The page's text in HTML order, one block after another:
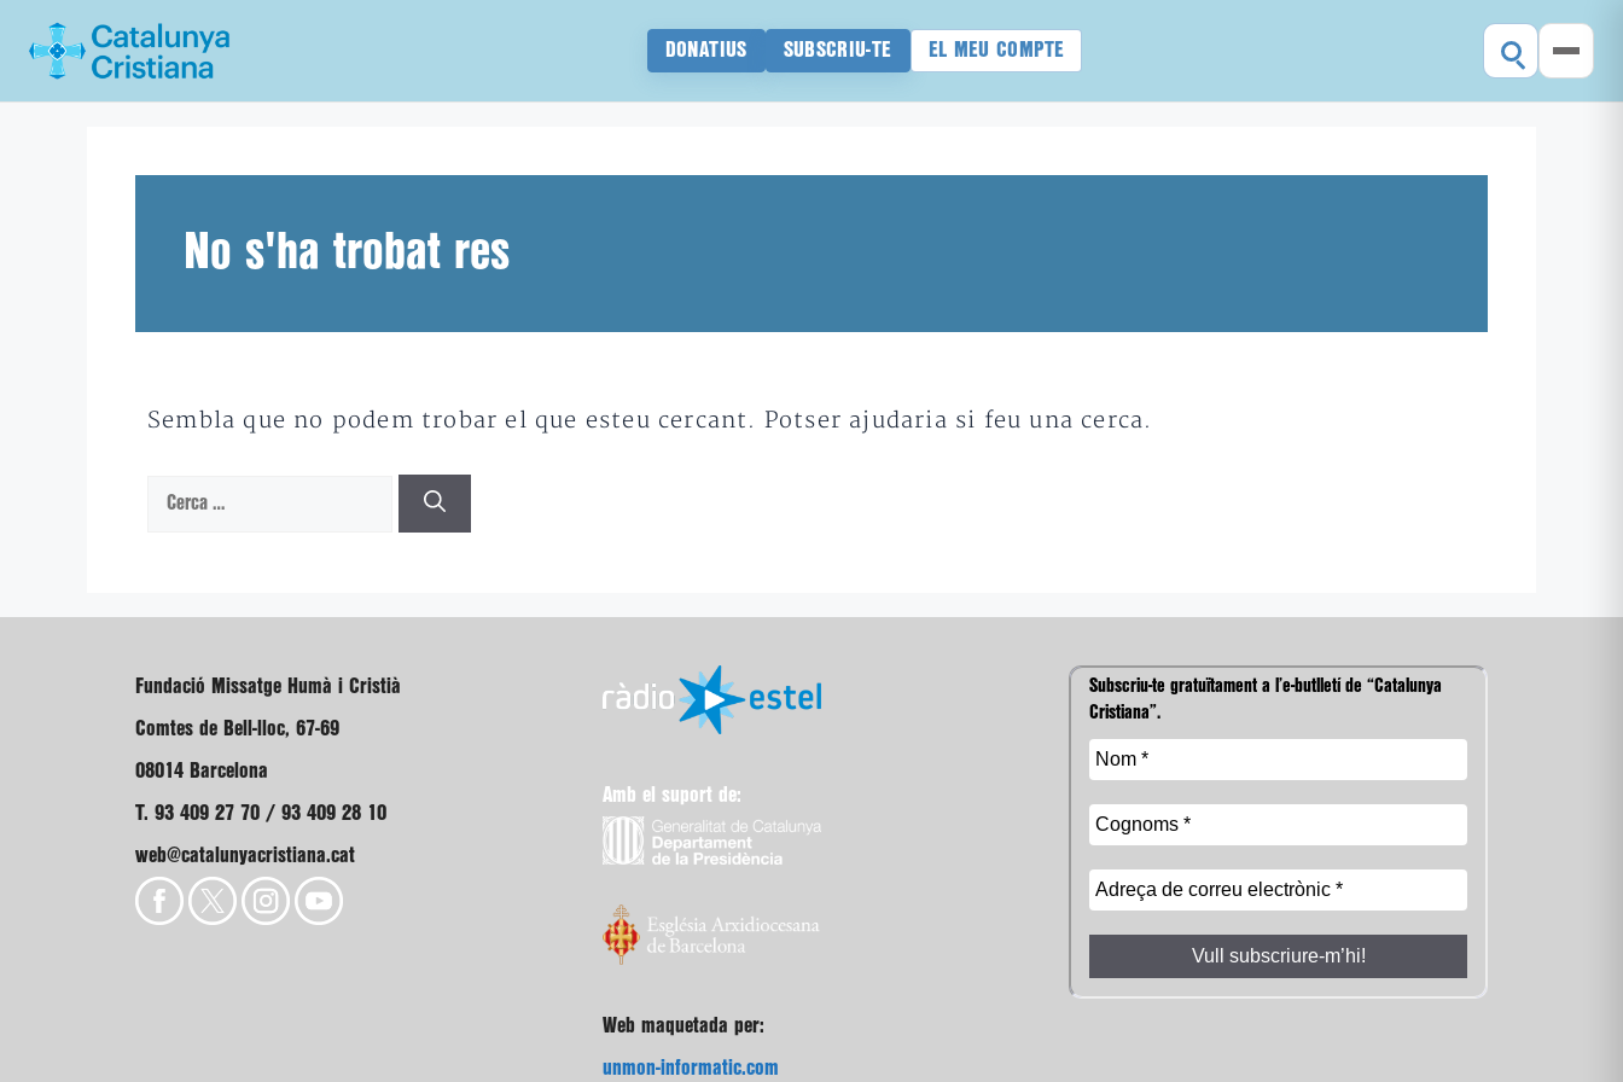
DONATIUS SUBSCRIU-TE EL MEU COMPTE
No s'ha trobat res
Sembla que no podem trobar el que esteu cercant. Potser ajudaria si feu una cerca.
Cerca:
Fundació Missatge Humà i Cristià
Comtes de Bell-lloc, 67-69
08014 Barcelona
T. 93 409 27 70 / 93 409 28 10
web@catalunyacristiana.cat
Amb el suport de:
Web maquetada per:
unmon-informatic.com
Subscriu-te gratuïtament a l’e-butlletí de “Catalunya
Cristiana”.